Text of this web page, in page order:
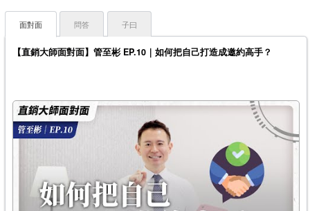
面對面
【直銷大師面對面】管至彬 EP.10｜如何把自己打造成邀約高手？
問答 子曰